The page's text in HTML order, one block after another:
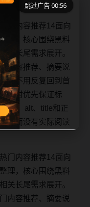
门内容推荐14面向
理，核心围绕黑料
关长尾需求展开。
内容推荐、摘要说
户不用反复回到首
新时优先保证标
图、alt、title和正
语而没有实际阅读
门内容推荐14面向
理，核心围绕黑料
关长尾需求展开。
内容推荐、摘要说
跳过广告 00:56